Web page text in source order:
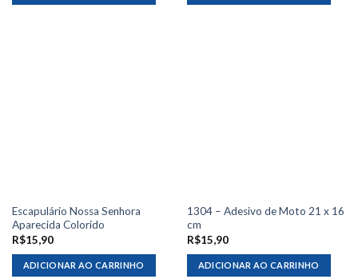
Escapulário Nossa Senhora
Aparecida Colorido
R$15,90
ADICIONAR AO CARRINHO
1304 – Adesivo de Moto 21 x 16
cm
R$15,90
ADICIONAR AO CARRINHO